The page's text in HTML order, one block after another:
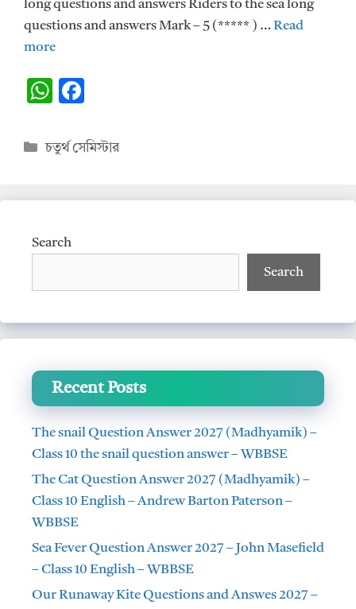
long questions and answers Riders to the sea long
questions and answers Mark – 5 (***** ) … Read
more
W
at
A
p
e
o
Categories
চতুর্থ সেমিস্টার
Search
Search
Recent Posts
The snail Question Answer 2027 (Madhyamik) –
Class 10 the snail question answer – WBBSE
The Cat Question Answer 2027 (Madhyamik) –
Class 10 English – Andrew Barton Paterson –
WBBSE
Sea Fever Question Answer 2027 – John Masefield
– Class 10 English – WBBSE
Our Runaway Kite Questions and Answes 2027 –